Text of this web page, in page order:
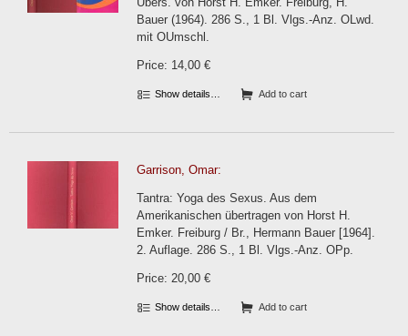
Bauer (1964). 286 S., 1 Bl. Vlgs.-Anz. OLwd.
mit OUmschl.
Price: 14,00 €
Show details… Add to cart
Garrison, Omar:
Tantra: Yoga des Sexus. Aus dem
Amerikanischen übertragen von Horst H.
Emker. Freiburg / Br., Hermann Bauer [1964].
2. Auflage. 286 S., 1 Bl. Vlgs.-Anz. OPp.
Price: 20,00 €
Show details… Add to cart